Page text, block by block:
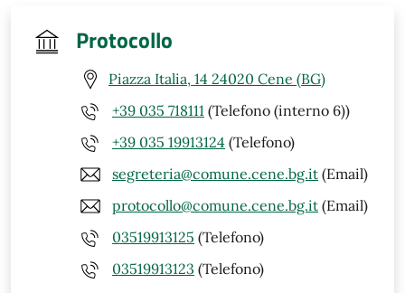
Protocollo
Piazza Italia, 14 24020 Cene (BG)
+39 035 718111 (Telefono (interno 6))
+39 035 19913124 (Telefono)
segreteria@comune.cene.bg.it (Email)
protocollo@comune.cene.bg.it (Email)
03519913125 (Telefono)
03519913123 (Telefono)